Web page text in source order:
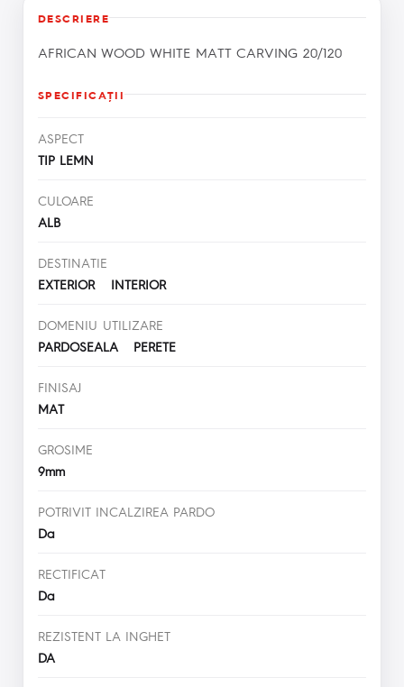
DESCRIERE
AFRICAN WOOD WHITE MATT CARVING 20/120
SPECIFICAŢII
ASPECT
TIP LEMN
CULOARE
ALB
DESTINATIE
EXTERIOR INTERIOR
DOMENIU UTILIZARE
PARDOSEALA PERETE
FINISAJ
MAT
GROSIME
9mm
POTRIVIT INCALZIREA PARDO
Da
RECTIFICAT
Da
REZISTENT LA INGHET
DA